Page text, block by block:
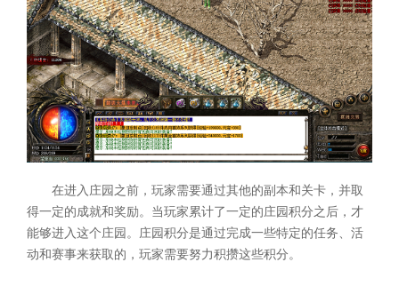
在进入庄园之前，玩家需要通过其他的副本和关卡，并取
得一定的成就和奖励。当玩家累计了一定的庄园积分之后，才
能够进入这个庄园。庄园积分是通过完成一些特定的任务、活
动和赛事来获取的，玩家需要努力积攒这些积分。